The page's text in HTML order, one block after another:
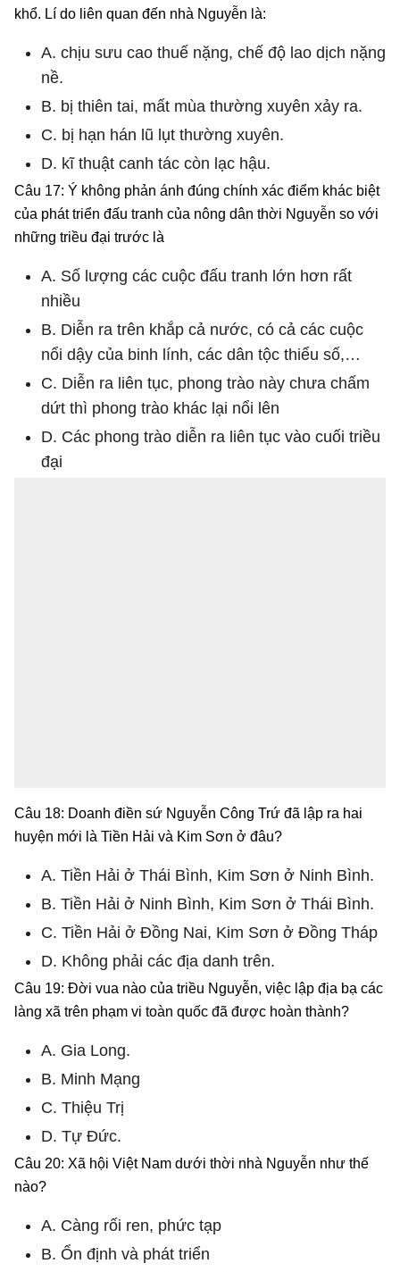
khổ. Lí do liên quan đến nhà Nguyễn là:
A. chịu sưu cao thuế nặng, chế độ lao dịch nặng
nề.
B. bị thiên tai, mất mùa thường xuyên xảy ra.
C. bị hạn hán lũ lụt thường xuyên.
D. kĩ thuật canh tác còn lạc hậu.
Câu 17: Ý không phản ánh đúng chính xác điểm khác biệt
của phát triển đấu tranh của nông dân thời Nguyễn so với
những triều đại trước là
A. Số lượng các cuộc đấu tranh lớn hơn rất
nhiều
B. Diễn ra trên khắp cả nước, có cả các cuộc
nổi dậy của binh lính, các dân tộc thiểu số,…
C. Diễn ra liên tục, phong trào này chưa chấm
dứt thì phong trào khác lại nổi lên
D. Các phong trào diễn ra liên tục vào cuối triều
đại
Câu 18: Doanh điền sứ Nguyễn Công Trứ đã lập ra hai
huyện mới là Tiền Hải và Kim Sơn ở đâu?
A. Tiền Hải ở Thái Bình, Kim Sơn ở Ninh Bình.
B. Tiền Hải ở Ninh Bình, Kim Sơn ở Thái Bình.
C. Tiền Hải ở Đồng Nai, Kim Sơn ở Đồng Tháp
D. Không phải các địa danh trên.
Câu 19: Đời vua nào của triều Nguyễn, việc lập địa bạ các
làng xã trên phạm vi toàn quốc đã được hoàn thành?
A. Gia Long.
B. Minh Mạng
C. Thiệu Trị
D. Tự Đức.
Câu 20: Xã hội Việt Nam dưới thời nhà Nguyễn như thế
nào?
A. Càng rối ren, phức tạp
B. Ổn định và phát triển